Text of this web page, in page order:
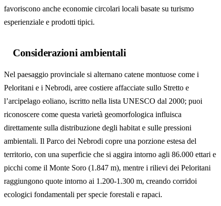
favoriscono anche economie circolari locali basate su turismo
esperienziale e prodotti tipici.
Considerazioni ambientali
Nel paesaggio provinciale si alternano catene montuose come i
Peloritani e i Nebrodi, aree costiere affacciate sullo Stretto e
l’arcipelago eoliano, iscritto nella lista UNESCO dal 2000; puoi
riconoscere come questa varietà geomorfologica influisca
direttamente sulla distribuzione degli habitat e sulle pressioni
ambientali. Il Parco dei Nebrodi copre una porzione estesa del
territorio, con una superficie che si aggira intorno agli 86.000 ettari e
picchi come il Monte Soro (1.847 m), mentre i rilievi dei Peloritani
raggiungono quote intorno ai 1.200-1.300 m, creando corridoi
ecologici fondamentali per specie forestali e rapaci.